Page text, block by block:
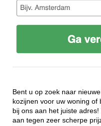
Bent u op zoek naar
kozijnen voor uw woning of
bij ons aan het juiste
aan tegen zeer scherpe